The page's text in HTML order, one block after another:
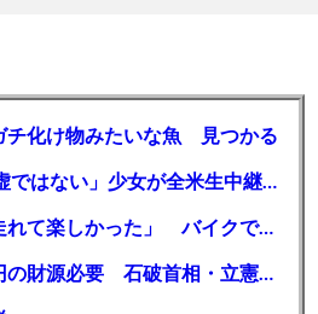
チ化け物みたいな魚 見つかる
【MLB】「大谷は謙虚ではない」少女が全米生中継で突然の大谷翔平批判 サイン無視された過去明かす
【千葉】「みんなで走れて楽しかった」 バイクでバースデー集団暴走 男女５７人を書類送検 SNSで参加者募る
ガソリン減税、１兆円の財源必要 石破首相・立憲野田氏「財源は死に物狂いで確保しなければならない」「本当に死に物狂いで」